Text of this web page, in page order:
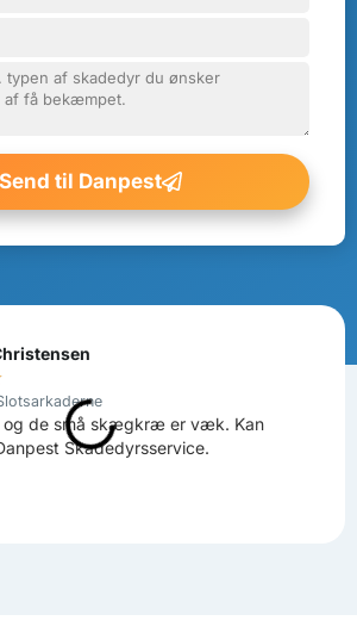
Send til Danpest
og de små skægkræ er væk. Kan
Skadedyrsservice.